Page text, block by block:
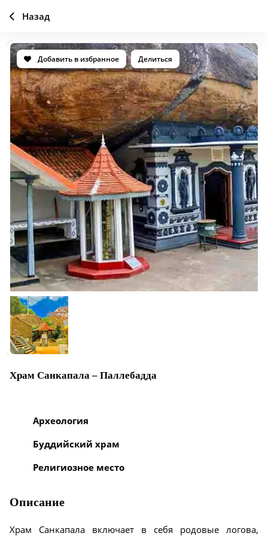
Добавить в избранное Делиться
Храм Санкапала – Паллебадда
Археология
Буддийский храм
Религиозное место
Описание
Храм Санкапала включает в себя родовые логова,
Назад